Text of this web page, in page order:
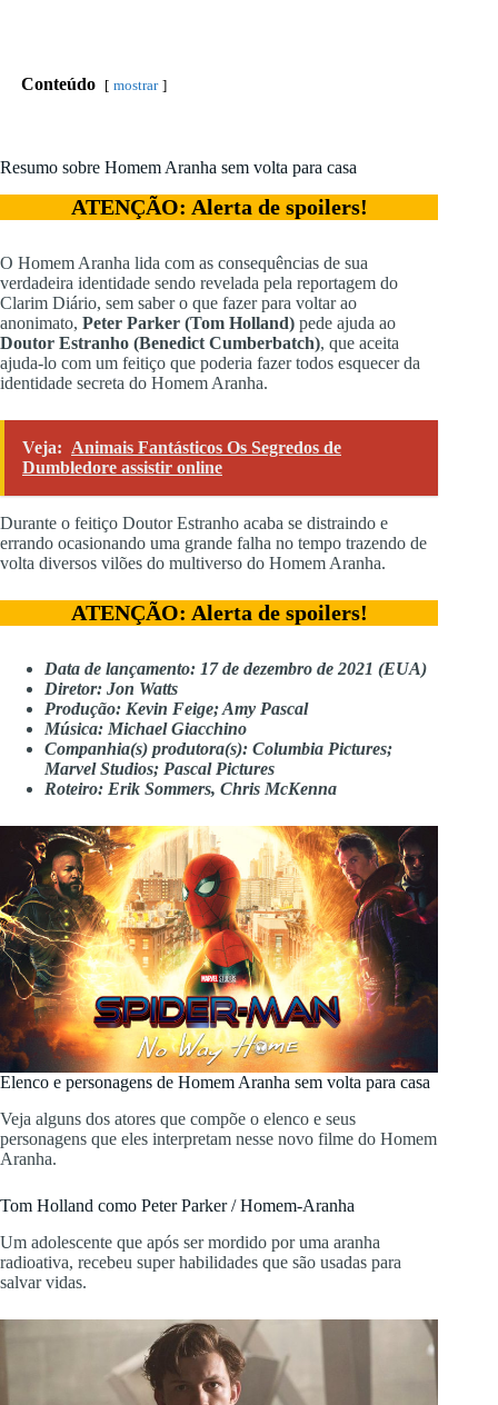
Conteúdo mostrar
Resumo sobre Homem Aranha sem volta para casa
ATENÇÃO: Alerta de spoilers!
O Homem Aranha lida com as consequências de sua
verdadeira identidade sendo revelada pela reportagem do
Clarim Diário, sem saber o que fazer para voltar ao
anonimato, Peter Parker (Tom Holland) pede ajuda ao
Doutor Estranho (Benedict Cumberbatch), que aceita
ajuda-lo com um feitiço que poderia fazer todos esquecer da
identidade secreta do Homem Aranha.
Veja: Animais Fantásticos Os Segredos de
Dumbledore assistir online
Durante o feitiço Doutor Estranho acaba se distraindo e
errando ocasionando uma grande falha no tempo trazendo de
volta diversos vilões do multiverso do Homem Aranha.
ATENÇÃO: Alerta de spoilers!
Data de lançamento: 17 de dezembro de 2021 (EUA)
Diretor: Jon Watts
Produção: Kevin Feige; Amy Pascal
Música: Michael Giacchino
Companhia(s) produtora(s): Columbia Pictures;
Marvel Studios; Pascal Pictures
Roteiro: Erik Sommers, Chris McKenna
Elenco e personagens de Homem Aranha sem volta para casa
Veja alguns dos atores que compõe o elenco e seus
personagens que eles interpretam nesse novo filme do Homem
Aranha.
Tom Holland como Peter Parker / Homem-Aranha
Um adolescente que após ser mordido por uma aranha
radioativa, recebeu super habilidades que são usadas para
salvar vidas.